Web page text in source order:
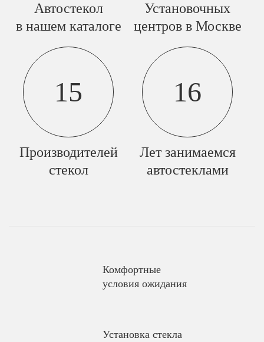
Автостекол
в нашем каталоге
Установочных
центров в Москве
15
Производителей
стекол
16
Лет занимаемся
автостеклами
Комфортные
условия ожидания
Установка стекла